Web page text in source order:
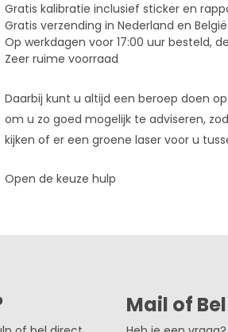
Gratis kalibratie inclusief sticker en
Gratis verzending in Nederland en
Op werkdagen voor 17:00 uur besteld,
Zeer ruime voorraad
Daarbij kunt u altijd een beroep doen
om u zo goed mogelijk te adviseren,
kijken of er een groene laser voor u
Open de keuze hulp
Mail of